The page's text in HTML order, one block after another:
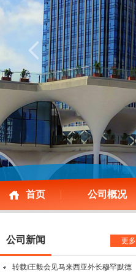
首页 公司概况
公司新闻 更多
转载‖王毅会见马来西亚外长穆罕默德